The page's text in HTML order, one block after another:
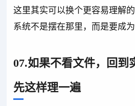
这里其实可以换个更容易理解的
系统不是摆在那里，而是要成
07.如果不看文件，回到
先这样理一遍